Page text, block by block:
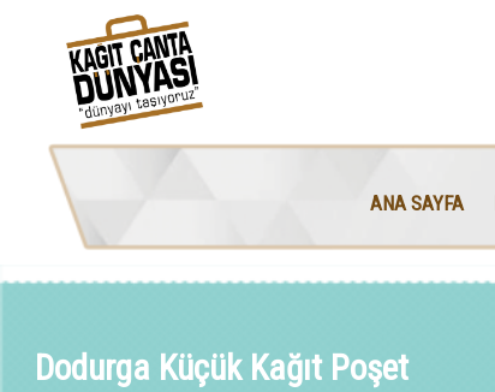
ANA SAYFA
Dodurga Küçük Kağıt Poşet